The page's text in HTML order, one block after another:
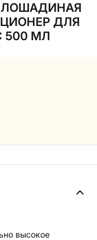
ЛОШАДИНАЯ
ДЛЯ
500 МЛ
высокое